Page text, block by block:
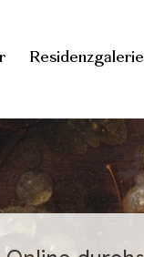
Residenzgalerie